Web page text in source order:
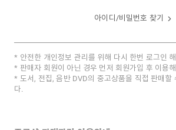
아이디/비밀번호 찾기
안전한 개인정보 관리를 위해 다시 한번 로그인
판매자 회원이 아닌 경우 먼저 회원가입 후 이용
도서, 전집, 음반 DVD의 중고상품을 직접 판매할
다.